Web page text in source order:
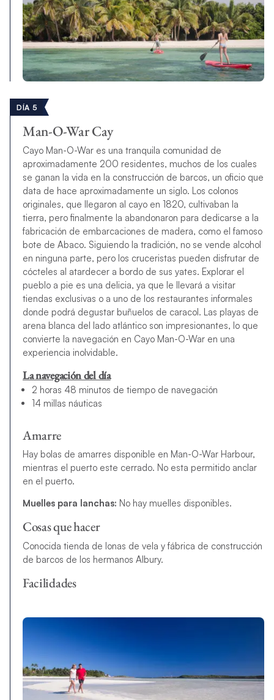
DÍA 5
Man-O-War Cay
Cayo Man-O-War es una tranquila comunidad de
aproximadamente 200 residentes, muchos de los cuales
se ganan la vida en la construcción de barcos, un oficio que
data de hace aproximadamente un siglo. Los colonos
originales, que llegaron al cayo en 1820, cultivaban la
tierra, pero finalmente la abandonaron para dedicarse a la
fabricación de embarcaciones de madera, como el famoso
bote de Abaco. Siguiendo la tradición, no se vende alcohol
en ninguna parte, pero los cruceristas pueden disfrutar de
cócteles al atardecer a bordo de sus yates. Explorar el
pueblo a pie es una delicia, ya que le llevará a visitar
tiendas exclusivas o a uno de los restaurantes informales
donde podrá degustar buñuelos de caracol. Las playas de
arena blanca del lado atlántico son impresionantes, lo que
convierte la navegación en Cayo Man-O-War en una
experiencia inolvidable.
La navegación del día
2 horas 48 minutos de tiempo de navegación
14 millas náuticas
Amarre
Hay bolas de amarres disponible en Man-O-War Harbour,
mientras el puerto este cerrado. No esta permitido anclar
en el puerto.
Muelles para lanchas: No hay muelles disponibles.
Cosas que hacer
Conocida tienda de lonas de vela y fábrica de construcción
de barcos de los hermanos Albury.
Facilidades